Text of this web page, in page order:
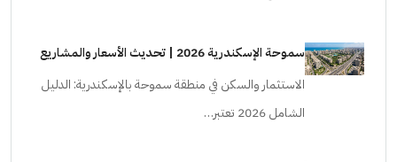
سموحة الإسكندرية 2026 | تحديث الأسعار والمشاريع
الاستثمار والسكن في منطقة سموحة بالإسكندرية: الدليل
الشامل 2026 تعتبر…